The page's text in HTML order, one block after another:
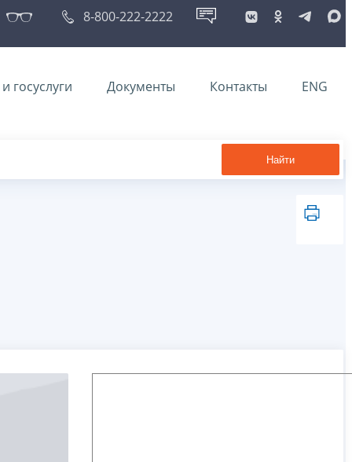
8-800-222-2222
госуслуги Документы Контакты ENG
Найти